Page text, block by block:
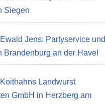
Siegen
Jens: Partyservice und
Brandenburg an der Havel
Landwurst
GmbH in Herzberg am